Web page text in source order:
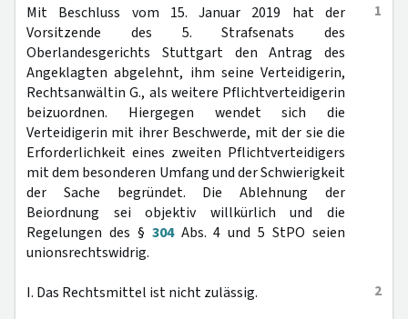
1
Mit Beschluss vom 15. Januar 2019 hat der
Vorsitzende des 5. Strafsenats des
Oberlandesgerichts Stuttgart den Antrag des
Angeklagten abgelehnt, ihm seine Verteidigerin,
Rechtsanwältin G., als weitere Pflichtverteidigerin
beizuordnen. Hiergegen wendet sich die
Verteidigerin mit ihrer Beschwerde, mit der sie die
Erforderlichkeit eines zweiten Pflichtverteidigers
mit dem besonderen Umfang und der Schwierigkeit
der Sache begründet. Die Ablehnung der
Beiordnung sei objektiv willkürlich und die
Regelungen des § 304Abs. 4 und 5 StPO seien
unionsrechtswidrig.
2
I. Das Rechtsmittel ist nicht zulässig.